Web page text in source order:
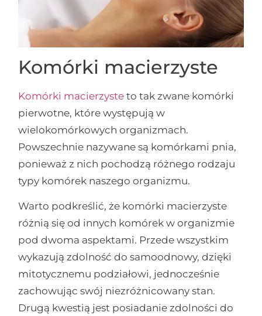
Komórki macierzyste
Komórki macierzyste to tak zwane komórki
pierwotne, które występują w
wielokomórkowych organizmach.
Powszechnie nazywane są komórkami pnia,
ponieważ z nich pochodzą różnego rodzaju
typy komórek naszego organizmu.
Warto podkreślić, że komórki macierzyste
różnią się od innych komórek w organizmie
pod dwoma aspektami. Przede wszystkim
wykazują zdolność do samoodnowy, dzięki
mitotycznemu podziałowi, jednocześnie
zachowując swój niezróżnicowany stan.
Drugą kwestią jest posiadanie zdolności do